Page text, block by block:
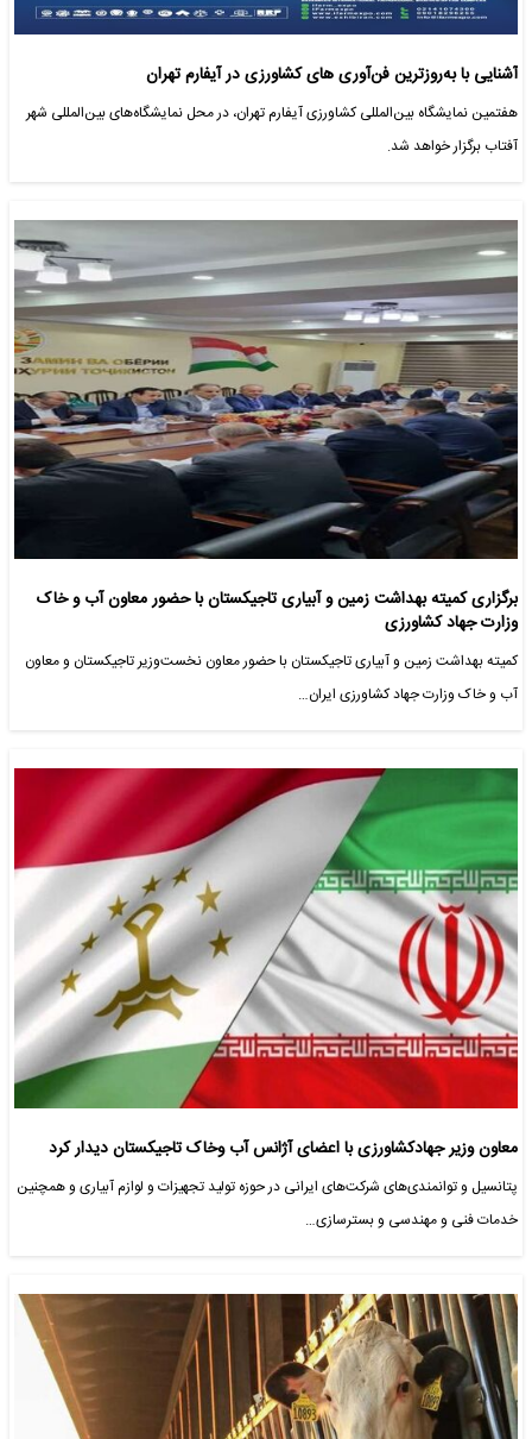
آشنایی با به‌روزترین فن‌آوری های کشاورزی در آیفارم تهران
هفتمین نمایشگاه بین‌المللی کشاورزی آیفارم تهران، در محل نمایشگاه‌های بین‌المللی شهر
آفتاب برگزار خواهد شد.
برگزاری کمیته بهداشت زمین و آبیاری‌ تاجیکستان با حضور معاون آب و خاک
وزارت جهاد کشاورزی
کمیته بهداشت زمین و آبیاری تاجیکستان با حضور معاون نخست‌وزیر تاجیکستان و معاون
آب و خاک وزارت جهاد کشاورزی ایران…
معاون وزیر جهادکشاورزی با اعضای آژانس آب وخاک تاجیکستان دیدار کرد
پتانسیل و توانمندی‌های شرکت‌های ایرانی در حوزه تولید تجهیزات و لوازم آبیاری و همچنین
خدمات فنی و مهندسی و بسترسازی…